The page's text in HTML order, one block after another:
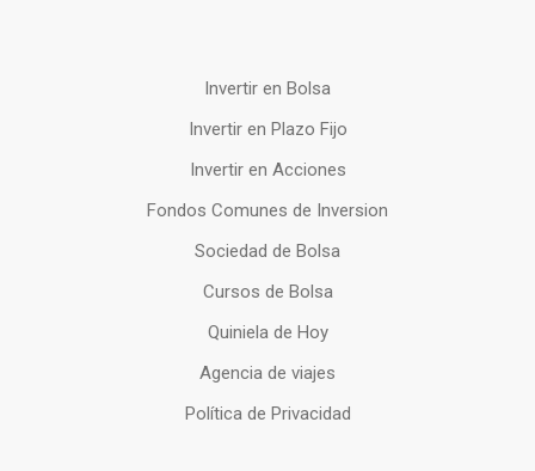
Invertir en Bolsa
Invertir en Plazo Fijo
Invertir en Acciones
Fondos Comunes de Inversion
Sociedad de Bolsa
Cursos de Bolsa
Quiniela de Hoy
Agencia de viajes
Política de Privacidad